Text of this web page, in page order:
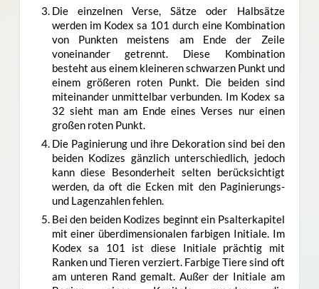
Die einzelnen Verse, Sätze oder Halbsätze
werden im Kodex sa 101 durch eine Kombination
von Punkten meistens am Ende der Zeile
voneinander getrennt. Diese Kombination
besteht aus einem kleineren schwarzen Punkt und
einem größeren roten Punkt. Die beiden sind
miteinander unmittelbar verbunden. Im Kodex sa
32 sieht man am Ende eines Verses nur einen
großen roten Punkt.
Die Paginierung und ihre Dekoration sind bei den
beiden Kodizes gänzlich unterschiedlich, jedoch
kann diese Besonderheit selten berücksichtigt
werden, da oft die Ecken mit den Paginierungs-
und Lagenzahlen fehlen.
Bei den beiden Kodizes beginnt ein Psalterkapitel
mit einer überdimensionalen farbigen Initiale. Im
Kodex sa 101 ist diese Initiale prächtig mit
Ranken und Tieren verziert. Farbige Tiere sind oft
am unteren Rand gemalt. Außer der Initiale am